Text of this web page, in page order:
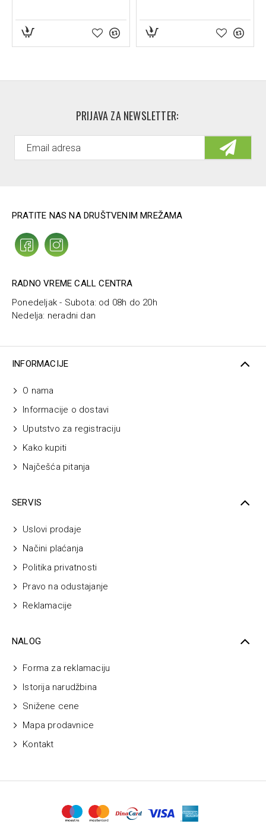
PRIJAVA ZA NEWSLETTER:
PRATITE NAS NA DRUŠTVENIM MREŽAMA
RADNO VREME CALL CENTRA
Ponedeljak - Subota: od 08h do 20h
Nedelja: neradni dan
INFORMACIJE
O nama
Informacije o dostavi
Uputstvo za registraciju
Kako kupiti
Najčešća pitanja
SERVIS
Uslovi prodaje
Načini plaćanja
Politika privatnosti
Pravo na odustajanje
Reklamacije
NALOG
Forma za reklamaciju
Istorija narudžbina
Snižene cene
Mapa prodavnice
Kontakt